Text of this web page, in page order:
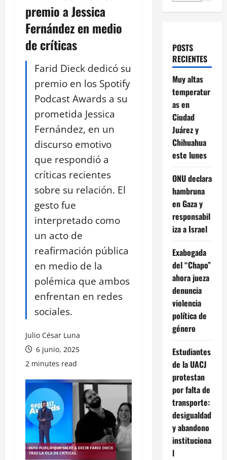
premio a Jessica
Fernández en medio
de críticas
Farid Dieck dedicó su
premio en los Spotify
Podcast Awards a su
prometida Jessica
Fernández, en un
discurso emotivo
que respondió a
críticas recientes
sobre su relación. El
gesto fue
interpretado como
un acto de
reafirmación pública
en medio de la
polémica que ambos
enfrentan en redes
sociales.
Julio César Luna
6 junio, 2025
2 minutes read
POSTS
RECIENTES
Muy altas
temperatur
as en
Ciudad
Juárez y
Chihuahua
este lunes
ONU declara
hambruna
en Gaza y
responsabil
iza a Israel
Exabogada
del “Chapo”
ahora jueza
denuncia
violencia
política de
género
Estudiantes
de la UACJ
protestan
por falta de
transporte:
desigualdad
y abandono
instituciona
l